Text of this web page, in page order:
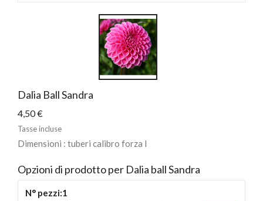
Dalia Ball Sandra
4,50 €
Tasse incluse
Dimensioni : tuberi calibro forza I
Opzioni di prodotto per Dalia ball Sandra
N° pezzi:1